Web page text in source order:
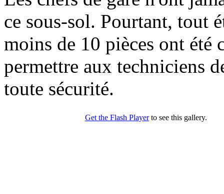
ce sous-sol. Pourtant, tout
moins de 10 pièces ont été
permettre aux techniciens
toute sécurité.